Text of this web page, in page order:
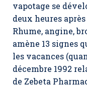
vapotage se
deux heures
Rhume, angine,
amène 13 signes
les vacances
décembre 1992
de Zebeta